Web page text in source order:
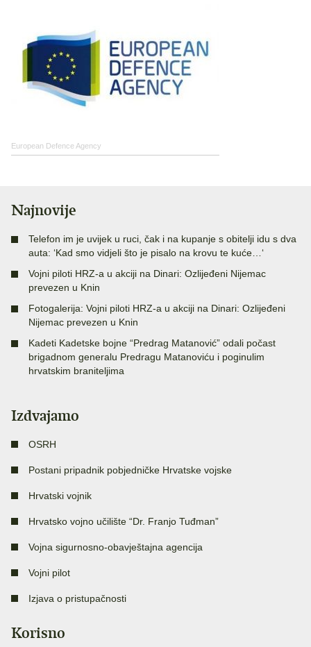
European Defence Agency
Najnovije
Telefon im je uvijek u ruci, čak i na kupanje s obitelji idu s dva
auta: ‘Kad smo vidjeli što je pisalo na krovu te kuće…‘
Vojni piloti HRZ-a u akciji na Dinari: Ozlijeđeni Nijemac
prevezen u Knin
Fotogalerija: Vojni piloti HRZ-a u akciji na Dinari: Ozlijeđeni
Nijemac prevezen u Knin
Kadeti Kadetske bojne “Predrag Matanović” odali počast
brigadnom generalu Predragu Matanoviću i poginulim
hrvatskim braniteljima
Izdvajamo
OSRH
Postani pripadnik pobjedničke Hrvatske vojske
Hrvatski vojnik
Hrvatsko vojno učilište “Dr. Franjo Tuđman”
Vojna sigurnosno-obavještajna agencija
Vojni pilot
Izjava o pristupačnosti
Korisno